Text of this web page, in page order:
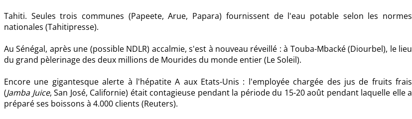
Tahiti. Seules trois communes (Papeete, Arue, Papara) fournissent de l'eau potable selon les normes
nationales (Tahitipresse).
Au Sénégal, après une (possible NDLR) accalmie, s'est à nouveau réveillé : à Touba-Mbacké (Diourbel), le lieu
du grand pèlerinage des deux millions de Mourides du monde entier (Le Soleil).
Encore une gigantesque alerte à l'hépatite A aux Etats-Unis : l'employée chargée des jus de fruits frais
(Jamba Juice, San José, Californie) était contagieuse pendant la période du 15-20 août pendant laquelle elle a
préparé ses boissons à 4.000 clients (Reuters).